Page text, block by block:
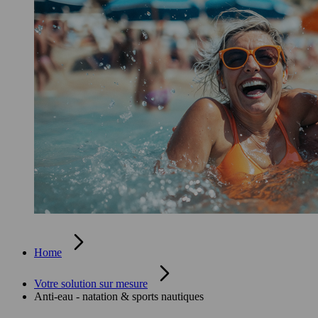
Home
Votre solution sur mesure
Anti-eau - natation & sports nautiques